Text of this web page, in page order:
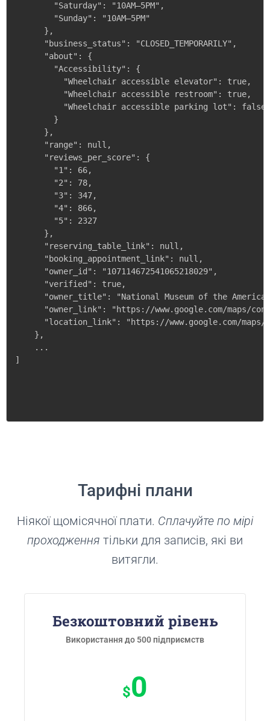
        "Saturday": "10AM–5PM",
        "Sunday": "10AM–5PM"
      },
      "business_status": "CLOSED_TEMPORARILY",
      "about": {
        "Accessibility": {
          "Wheelchair accessible elevator": true,
          "Wheelchair accessible restroom": true,
          "Wheelchair accessible parking lot": false
        }
      },
      "range": null,
      "reviews_per_score": {
        "1": 66,
        "2": 78,
        "3": 347,
        "4": 866,
        "5": 2327
      },
      "reserving_table_link": null,
      "booking_appointment_link": null,
      "owner_id": "107114672541065218029",
      "verified": true,
"owner_title": "National Museum of the
"owner_link": "https://www.google.com/maps/
"location_link": "https://www.google.com/
    },
    ...
]
Тарифні плани
Ніякої щомісячної плати. Сплачуйте по мірі
проходження тільки для записів, які ви
витягли.
Безкоштовний рівень
Використання до 500 підприємств
$0